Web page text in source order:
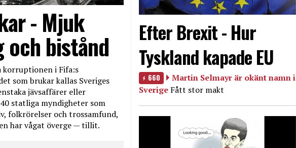
- Mjuk
bistånd
korruptionen i Fifa:s
som brukar kallas Sveriges
jävsaffärer eller
statliga myndigheter som
folkrörelser och trossamfund,
har vågat överge — tillit.
Efter Brexit - Hur
Tyskland kapade EU
660
Martin Selmayr är okänt namn i
Sverige Fått stor makt